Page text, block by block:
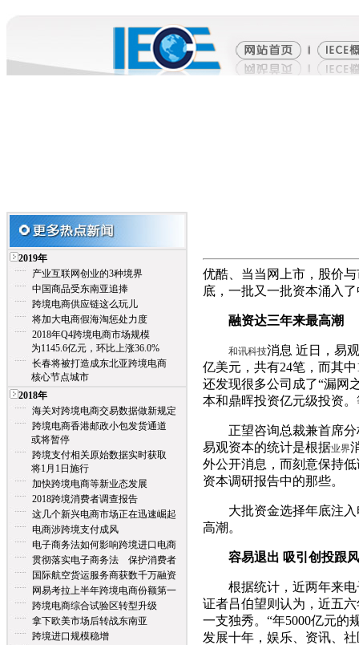
2019年
产业互联网创业的3种境界
中国商品受东南亚追捧
跨境电商供应链这么玩儿
将加大电商假海淘惩处力度
2018年Q4跨境电商市场规模
为1145.6亿元，环比上涨36.0%
长春将被打造成东北亚跨境电商
核心节点城市
2018年
海关对跨境电商交易数据做新规定
跨境电商香港邮政小包发货通道
或将暂停
跨境支付相关原始数据实时获取
将1月1日施行
加快跨境电商等新业态发展
2018跨境消费者调查报告
这几个新兴电商市场正在迅速崛起
电商涉跨境支付成风
电子商务法如何影响跨境进口电商
贯彻落实电子商务法 保护消费者
国际航空货运服务商获数千万融资
网易考拉上半年跨境电商份额第一
跨境电商综合试验区转型升级
拿下欧美市场后转战东南亚
跨境进口规模稳增
优酷、当当网上市，股价
底，一批又一批资本涌入
融资达三年来最高潮
和讯科技消息 近日，易
亿美元，共有24笔，而其
还发现很多公司成了“漏网
本和鼎晖投资亿元级投资
正望咨询总裁兼首席分
易观资本的统计是根据业界
外公开消息，而刻意保持
资本调研报告中的那些。
大批资金选择年底注入
高潮。
容易退出 吸引创投跟风
根据统计，近两年来电
证者吕伯望则认为，近五
一支独秀。“年5000亿元的
发展十年，娱乐、资讯、